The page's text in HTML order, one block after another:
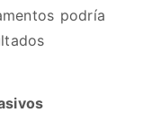
podría